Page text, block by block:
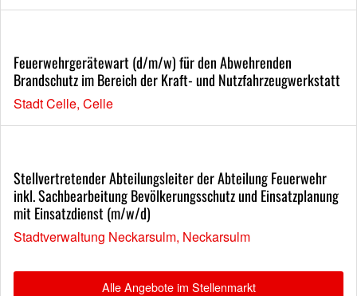
Feuerwehrgerätewart (d/m/w) für den Abwehrenden
Brandschutz im Bereich der Kraft- und Nutzfahrzeugwerkstatt
Stadt Celle, Celle
Stellvertretender Abteilungsleiter der Abteilung Feuerwehr
inkl. Sachbearbeitung Bevölkerungsschutz und Einsatzplanung
mit Einsatzdienst (m/w/d)
Stadtverwaltung Neckarsulm, Neckarsulm
Alle Angebote im Stellenmarkt